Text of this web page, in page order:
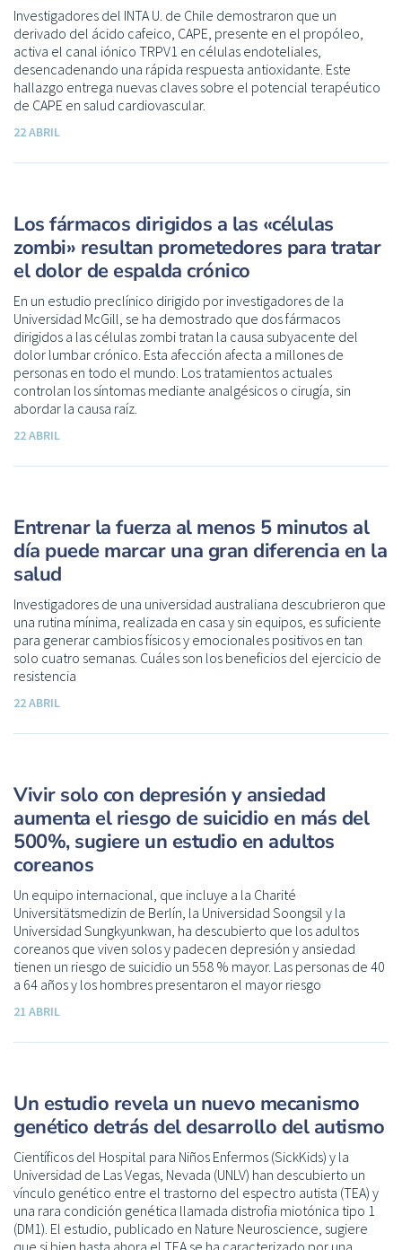
Investigadores del INTA U. de Chile demostraron que un
derivado del ácido cafeico, CAPE, presente en el propóleo,
activa el canal iónico TRPV1 en células endoteliales,
desencadenando una rápida respuesta antioxidante. Este
hallazgo entrega nuevas claves sobre el potencial terapéutico
de CAPE en salud cardiovascular.
22 ABRIL
Los fármacos dirigidos a las «células
zombi» resultan prometedores para tratar
el dolor de espalda crónico
En un estudio preclínico dirigido por investigadores de la
Universidad McGill, se ha demostrado que dos fármacos
dirigidos a las células zombi tratan la causa subyacente del
dolor lumbar crónico. Esta afección afecta a millones de
personas en todo el mundo. Los tratamientos actuales
controlan los síntomas mediante analgésicos o cirugía, sin
abordar la causa raíz.
22 ABRIL
Entrenar la fuerza al menos 5 minutos al
día puede marcar una gran diferencia en la
salud
Investigadores de una universidad australiana descubrieron que
una rutina mínima, realizada en casa y sin equipos, es suficiente
para generar cambios físicos y emocionales positivos en tan
solo cuatro semanas. Cuáles son los beneficios del ejercicio de
resistencia
22 ABRIL
Vivir solo con depresión y ansiedad
aumenta el riesgo de suicidio en más del
500%, sugiere un estudio en adultos
coreanos
Un equipo internacional, que incluye a la Charité
Universitätsmedizin de Berlín, la Universidad Soongsil y la
Universidad Sungkyunkwan, ha descubierto que los adultos
coreanos que viven solos y padecen depresión y ansiedad
tienen un riesgo de suicidio un 558 % mayor. Las personas de 40
a 64 años y los hombres presentaron el mayor riesgo
21 ABRIL
Un estudio revela un nuevo mecanismo
genético detrás del desarrollo del autismo
Científicos del Hospital para Niños Enfermos (SickKids) y la
Universidad de Las Vegas, Nevada (UNLV) han descubierto un
vínculo genético entre el trastorno del espectro autista (TEA) y
una rara condición genética llamada distrofia miotónica tipo 1
(DM1). El estudio, publicado en Nature Neuroscience, sugiere
que si bien hasta ahora el TEA se ha caracterizado por una